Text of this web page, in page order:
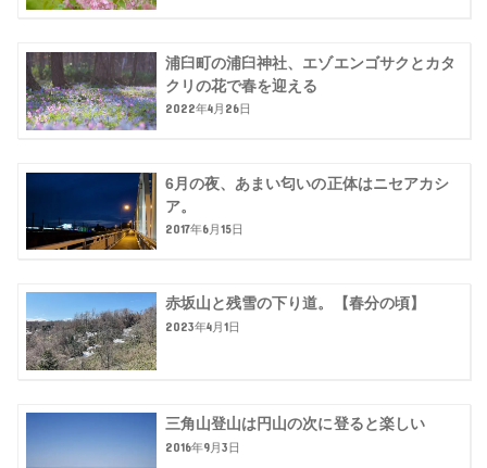
浦臼町の浦臼神社、エゾエンゴサクとカタ
クリの花で春を迎える
2022年4月26日
6月の夜、あまい匂いの正体はニセアカシ
ア。
2017年6月15日
赤坂山と残雪の下り道。【春分の頃】
2023年4月1日
三角山登山は円山の次に登ると楽しい
2016年9月3日